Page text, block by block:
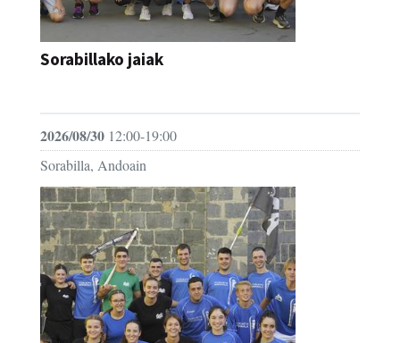
Sorabillako jaiak
2026/08/30 12:00-19:00
Sorabilla, Andoain